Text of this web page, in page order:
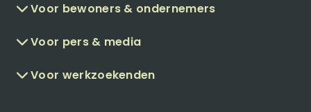
Voor bewoners & ondernemers
Voor pers & media
Voor werkzoekenden